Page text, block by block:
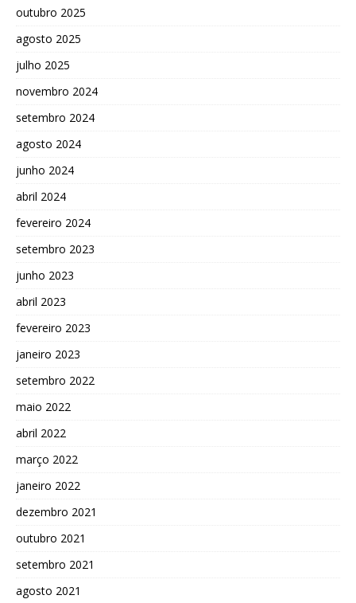
outubro 2025
agosto 2025
julho 2025
novembro 2024
setembro 2024
agosto 2024
junho 2024
abril 2024
fevereiro 2024
setembro 2023
junho 2023
abril 2023
fevereiro 2023
janeiro 2023
setembro 2022
maio 2022
abril 2022
março 2022
janeiro 2022
dezembro 2021
outubro 2021
setembro 2021
agosto 2021